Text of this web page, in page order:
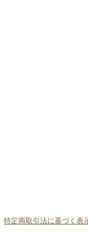
特定商取引法に基づく表